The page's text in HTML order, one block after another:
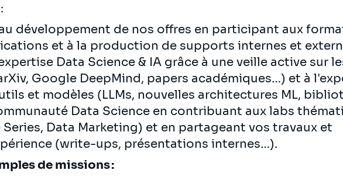
développement de nos offres en participant aux
et à la production de supports internes et
Data Science & IA grâce à une veille active sur
Google DeepMind, papers académiques…) et à
et modèles (LLMs, nouvelles architectures ML,
Data Science en contribuant aux labs
Series, Data Marketing) et en partageant vos travaux et
(write-ups, présentations internes…).
de missions :